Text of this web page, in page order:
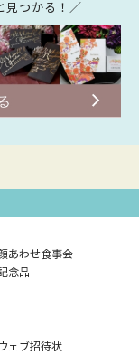
見つかる！／
あわせ食事会
念品
ウェブ招待状